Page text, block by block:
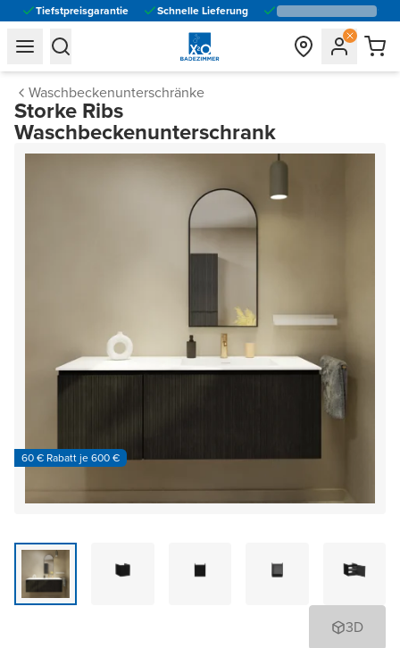
Tiefstpreisgarantie Schnelle Lieferung
general.navigation.toggle_menu.label
general.navigation.toggle_menu.label
Waschbeckenunterschränke
Storke Ribs
Waschbeckenunterschrank
60 € Rabatt je 600 €
3D